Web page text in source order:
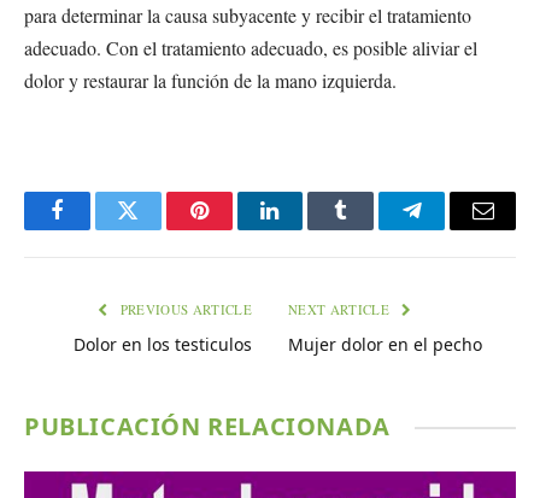
para determinar la causa subyacente y recibir el tratamiento
adecuado. Con el tratamiento adecuado, es posible aliviar el
dolor y restaurar la función de la mano izquierda.
FacebookTwitter PinterestLinkedInTumblr TelegramEmail
PREVIOUS ARTICLE
Dolor en los testiculos
NEXT ARTICLE
Mujer dolor en el pecho
PUBLICACIÓN RELACIONADA